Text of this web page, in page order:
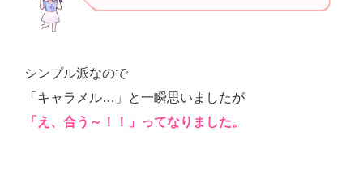
シンプル派なので
「キャラメル…」と一瞬思いましたが
「え、合う～！！」ってなりました。